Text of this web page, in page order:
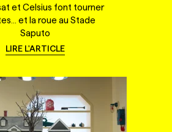
et Celsius font tourner
et la roue au Stade
Saputo
LIRE L'ARTICLE